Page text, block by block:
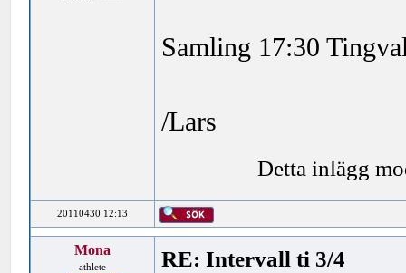
Samling 17:30
/Lars
Detta inlägg
20110430 12:13
Mona
athlete RE: Intervall ti 3/4